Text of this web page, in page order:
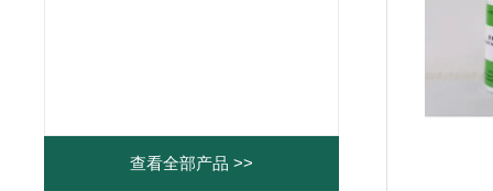
查看全部产品 >>